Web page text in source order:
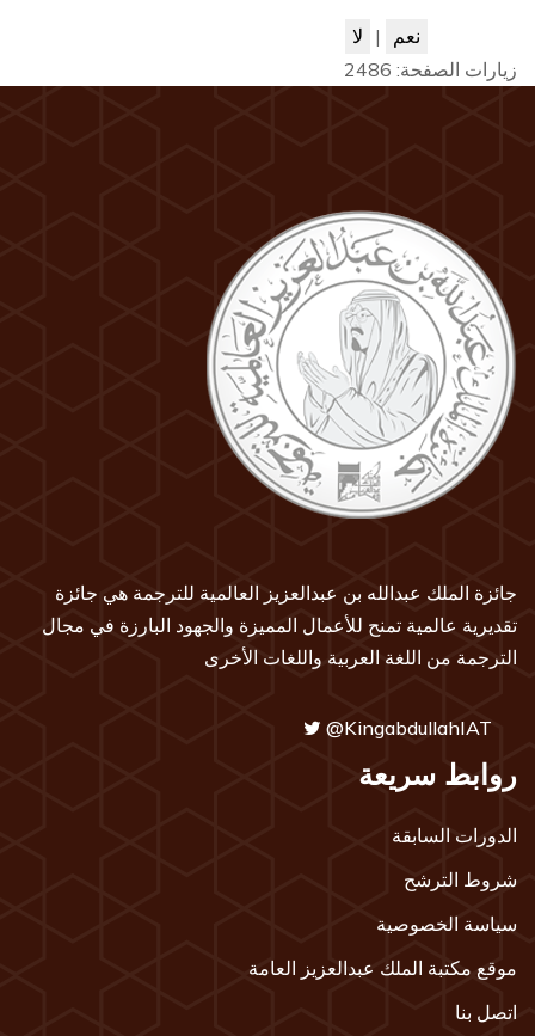
نعم | لا
زيارات الصفحة: 2486
جائزة الملك عبدالله بن عبدالعزيز العالمية للترجمة هي جائزة
تقديرية عالمية تمنح للأعمال المميزة والجهود البارزة في مجال
الترجمة من اللغة العربية واللغات الأخرى
@KingabdullahIAT
روابط سريعة
الدورات السابقة
شروط الترشح
سياسة الخصوصية
موقع مكتبة الملك عبدالعزيز العامة
اتصل بنا